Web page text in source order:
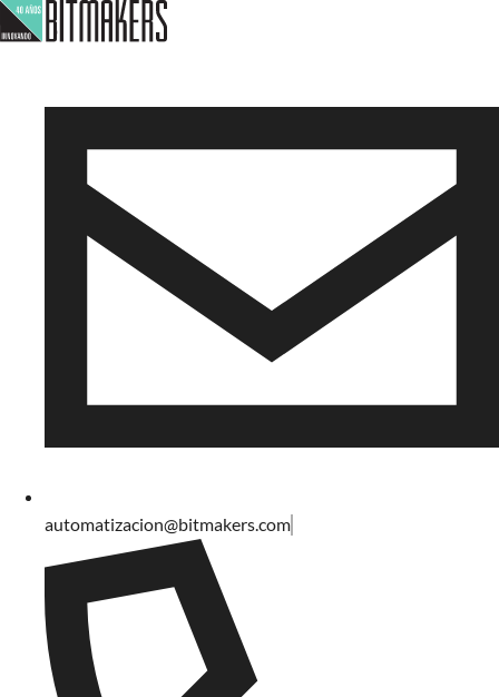
automatizacion@bitmakers.com